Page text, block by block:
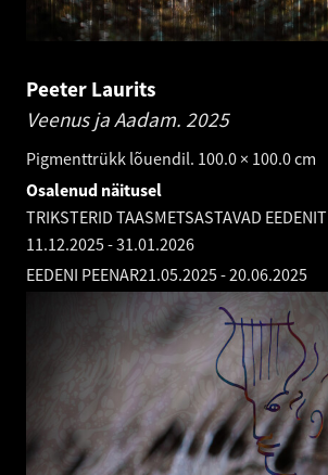
Peeter Laurits
Veenus ja Aadam. 2025
Pigmenttrükk lõuendil. 100.0 × 100.0 cm
Osalenud näitusel
TRIKSTERID TAASMETSASTAVAD EEDENIT
11.12.2025-31.01.2026
EEDENI PEENAR21.05.2025-20.06.2025